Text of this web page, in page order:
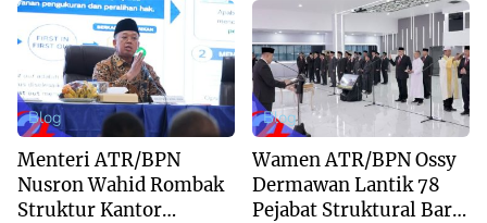
Kepastian Waktu
Layanan
Peninggalan
Blog
Menteri ATR/BPN
Nusron Wahid Rombak
Struktur Kantor
Blog
Wamen ATR/BPN Ossy
Dermawan Lantik 78
Pejabat Struktural Baru